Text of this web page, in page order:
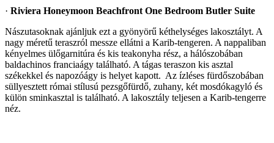
· Riviera Honeymoon Beachfront One Bedroom Butler Suite
Nászutasoknak ajánljuk ezt a gyönyörű kéthelységes lakosztályt. A
nagy méretű teraszról messze ellátni a Karib-tengeren. A nappaliban
kényelmes ülőgarnitúra és kis teakonyha rész, a hálószobában
baldachinos franciaágy található. A tágas teraszon kis asztal
székekkel és napozóágy is helyet kapott. Az ízléses fürdőszobában
süllyesztett római stílusú pezsgőfürdő, zuhany, két mosdókagyló és
külön sminkasztal is található. A lakosztály teljesen a Karib-tengerre
néz.